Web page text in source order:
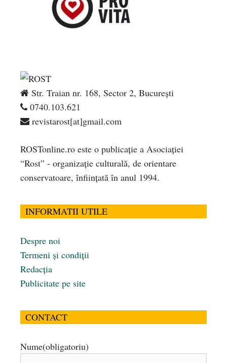
Str. Traian nr. 168, Sector 2, București
0740.103.621
revistarost[at]gmail.com
ROSTonline.ro este o publicaţie a Asociaţiei
“Rost” - organizaţie culturală, de orientare
conservatoare, înfiinţată în anul 1994.
INFORMATII UTILE
Despre noi
Termeni și condiții
Redacția
Publicitate pe site
CONTACT
Nume(obligatoriu)